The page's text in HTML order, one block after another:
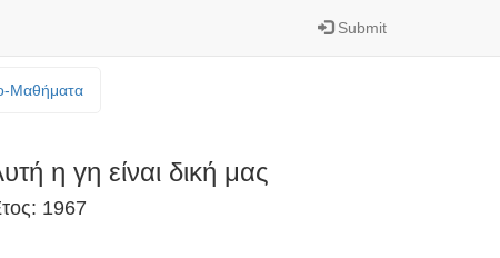
Submit
Mαθήματα
η γη είναι δική μας
1967